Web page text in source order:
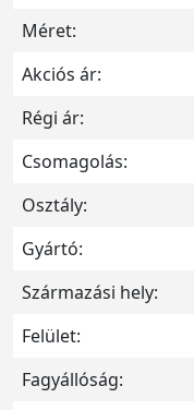
Méret:
Akciós ár:
Régi ár:
Csomagolás:
Osztály:
Gyártó:
Származási hely:
Felület:
Fagyállóság: